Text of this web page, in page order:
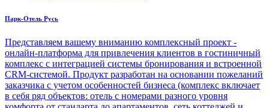
Парк-Отель Русь
Представляем вашему вниманию комплексный проект -
онлайн-платформа для привлечения клиентов в гостиничный
комплекс с интеграцией системы бронирования и встроенной
CRM-системой. Продукт разработан на основании пожеланий
заказчика с учетом особенностей бизнеса (комплекс включает
в себя ряд объектов: отель с номерами разного уровня